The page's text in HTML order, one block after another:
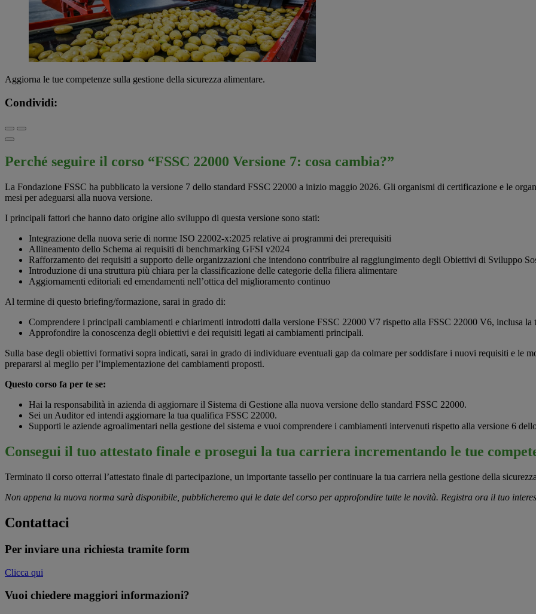
Aggiorna le tue competenze sulla gestione della sicurezza alimentare.
Condividi:
Perché seguire il corso “FSSC 22000 Versione 7: cosa cambia?”
La Fondazione FSSC ha pubblicato la versione 7 dello standard FSSC 22000 a inizio maggio 2026. Gli organismi di certificazione e le
mesi per adeguarsi alla nuova versione.
I principali fattori che hanno dato origine allo sviluppo di questa versione sono stati:
Integrazione della nuova serie di norme ISO 22002-x:2025 relative ai programmi dei prerequisiti
Allineamento dello Schema ai requisiti di benchmarking GFSI v2024
Rafforzamento dei requisiti a supporto delle organizzazioni che intendono contribuire al raggiungimento degli Obiettivi di Sviluppo
Introduzione di una struttura più chiara per la classificazione delle categorie della filiera alimentare
Aggiornamenti editoriali ed emendamenti nell’ottica del miglioramento continuo
Al termine di questo briefing/formazione, sarai in grado di:
Comprendere i principali cambiamenti e chiarimenti introdotti dalla versione FSSC 22000 V7 rispetto alla FSSC 22000 V6, inclusa la
Approfondire la conoscenza degli obiettivi e dei requisiti legati ai cambiamenti principali.
Sulla base degli obiettivi formativi sopra indicati, sarai in grado di individuare eventuali gap da colmare per soddisfare i nuovi requisiti e le
prepararsi al meglio per l’implementazione dei cambiamenti proposti.
Questo corso fa per te se:
Hai la responsabilità in azienda di aggiornare il Sistema di Gestione alla nuova versione dello standard FSSC 22000.
Sei un Auditor ed intendi aggiornare la tua qualifica FSSC 22000.
Supporti le aziende agroalimentari nella gestione del sistema e vuoi comprendere i cambiamenti intervenuti rispetto alla versione 6
Consegui il tuo attestato finale e prosegui la tua carriera incrementando le tue
Terminato il corso otterrai l’attestato finale di partecipazione, un importante tassello per continuare la tua carriera nella gestione della
Non appena la nuova norma sarà disponibile, pubblicheremo qui le date del corso per approfondire tutte le novità. Registra ora il tuo
Contattaci
Per inviare una richiesta tramite form
Clicca qui
Vuoi chiedere maggiori informazioni?